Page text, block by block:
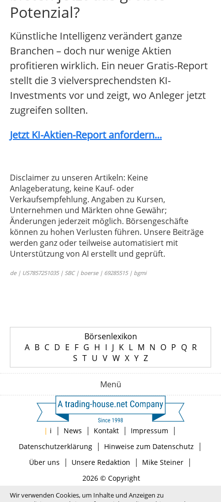
Potenzial?
Künstliche Intelligenz verändert ganze
Branchen – doch nur wenige Aktien
profitieren wirklich. Ein neuer Gratis-Report
stellt die 3 vielversprechendsten KI-
Investments vor und zeigt, wo Anleger jetzt
zugreifen sollten.
Jetzt KI-Aktien-Report anfordern...
Disclaimer zu unseren Artikeln: Keine
Anlageberatung, keine Kauf- oder
Verkaufsempfehlung. Angaben zu Kursen,
Unternehmen und Märkten ohne Gewähr;
Änderungen jederzeit möglich. Börsengeschäfte
können zu hohen Verlusten führen. Unsere Beiträge
werden ganz oder teilweise automatisiert mit
Unterstützung von AI erstellt und geprüft.
de | US7857251035 | SBC | boerse | 69285515 | bgmi
Börsenlexikon
A B C D E F G H I J K L M N O P Q R
S T U V W X Y Z
Menü
| i | News | Kontakt | Impressum |
Datenschutzerklärung| Hinweise zum Datenschutz |
Über uns | Unsere Redaktion | Mike Steiner|
2026 © Copyright
Wir verwenden Cookies, um Inhalte und Anzeigen zu